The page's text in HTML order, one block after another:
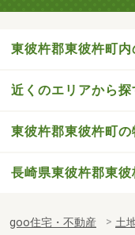
東彼杵郡東彼杵町
近くのエリアから探
東彼杵郡東彼杵町
長崎県東彼杵郡東
goo住宅・不動産 土